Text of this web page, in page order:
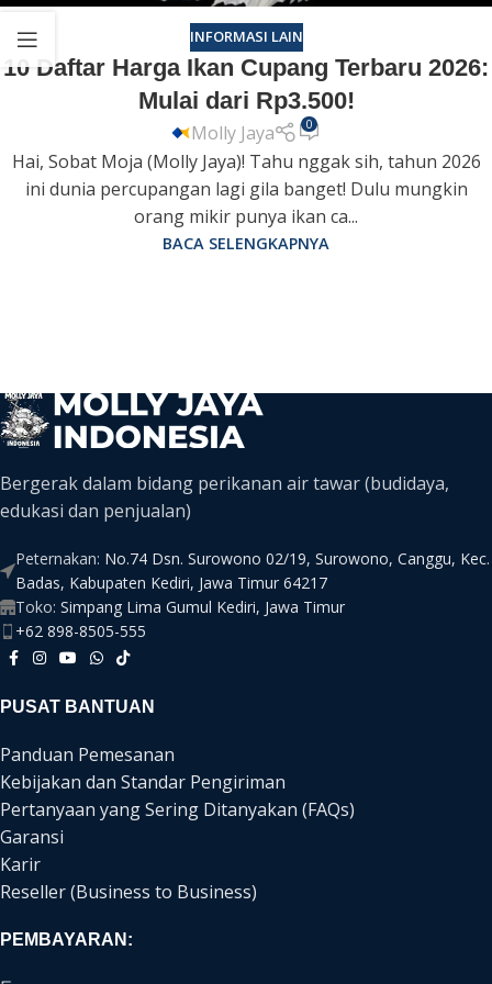
INFORMASI LAIN
10 Daftar Harga Ikan Cupang Terbaru 2026:
Mulai dari Rp3.500!
Molly Jaya 0
Hai, Sobat Moja (Molly Jaya)! Tahu nggak sih, tahun 2026
ini dunia percupangan lagi gila banget! Dulu mungkin
orang mikir punya ikan ca...
BACA SELENGKAPNYA
Bergerak dalam bidang perikanan air tawar (budidaya,
edukasi dan penjualan)
Peternakan: No.74 Dsn. Surowono 02/19, Surowono, Canggu, Kec.
Badas, Kabupaten Kediri, Jawa Timur 64217
Toko: Simpang Lima Gumul Kediri, Jawa Timur
+62 898-8505-555
PUSAT BANTUAN
Panduan Pemesanan
Kebijakan dan Standar Pengiriman
Pertanyaan yang Sering Ditanyakan (FAQs)
Garansi
Karir
Reseller (Business to Business)
PEMBAYARAN: